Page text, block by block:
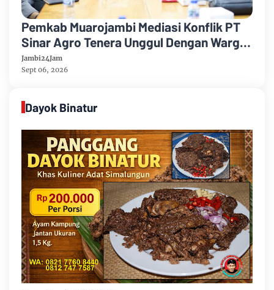
Pemkab Muarojambi Mediasi Konflik PT
Sinar Agro Tenera Unggul Dengan Warga
Sipin Teluk Duren
Jambi24Jam
Sept 06, 2026
Dayok Binatur